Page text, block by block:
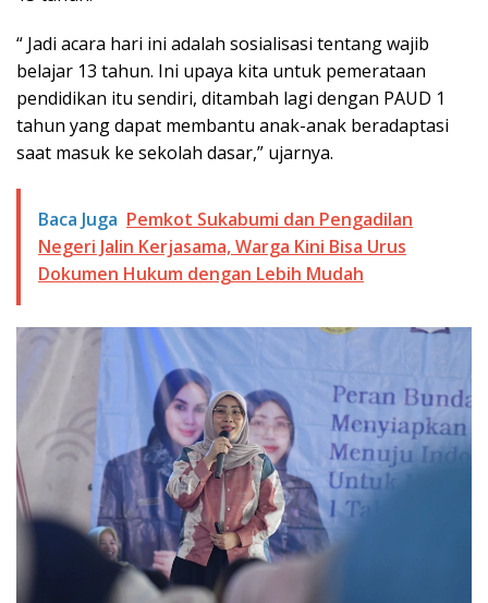
“ Jadi acara hari ini adalah sosialisasi tentang wajib
belajar 13 tahun. Ini upaya kita untuk pemerataan
pendidikan itu sendiri, ditambah lagi dengan PAUD 1
tahun yang dapat membantu anak-anak beradaptasi
saat masuk ke sekolah dasar,” ujarnya.
Baca Juga Pemkot Sukabumi dan Pengadilan
Negeri Jalin Kerjasama, Warga Kini Bisa Urus
Dokumen Hukum dengan Lebih Mudah